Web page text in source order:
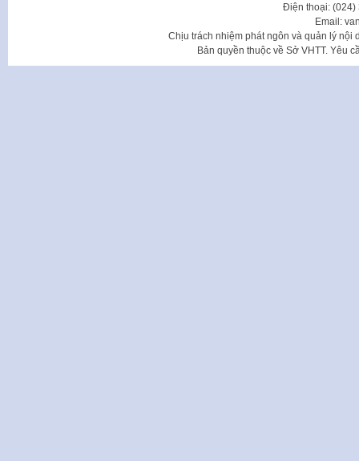
Điện thoại: (024)
Email:
Chịu trách nhiệm phát ngôn và quản lý nội
Bản quyền thuộc về Sở VHTT. Yêu